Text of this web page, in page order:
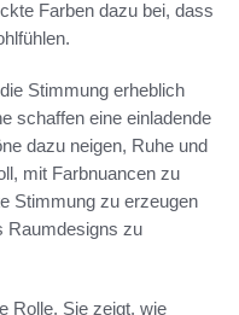
Farben dazu bei, dass
Stimmung erheblich
schaffen eine einladende
dazu neigen, Ruhe und
mit Farbnuancen zu
Stimmung zu erzeugen
Raumdesigns zu
Rolle. Sie zeigt, wie